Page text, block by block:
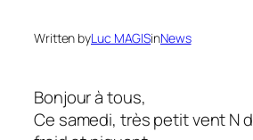
Written byLuc MAGISinNews
Bonjour à tous,
Ce samedi, très petit vent N